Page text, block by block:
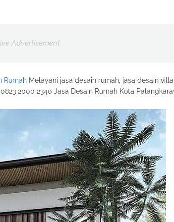
Advertisement
Rumah Melayani jasa desain rumah, jasa desain
2000 2340 Jasa Desain Rumah Kota